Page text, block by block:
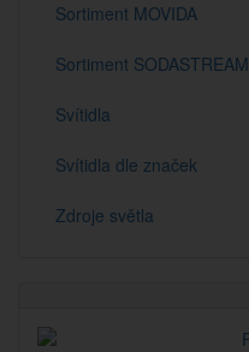
Sortiment MOVIDA
Sortiment SODASTREAM
Svítidla
Svítidla dle značek
Zdroje světla